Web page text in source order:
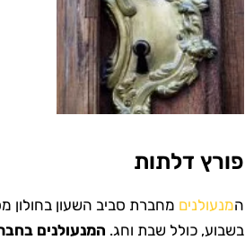
פורץ דלתות
המנעולנים
בשבוע, כולל שבת וחג. המנעולנים